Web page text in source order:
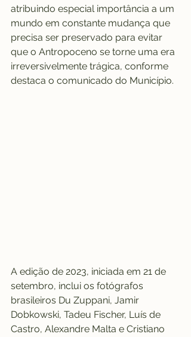
atribuindo especial importância a um
mundo em constante mudança que
precisa ser preservado para evitar
que o Antropoceno se torne uma era
irreversivelmente trágica, conforme
destaca o comunicado do Município.
A edição de 2023, iniciada em 21 de
setembro, inclui os fotógrafos
brasileiros Du Zuppani, Jamir
Dobkowski, Tadeu Fischer, Luís de
Castro, Alexandre Malta e Cristiano